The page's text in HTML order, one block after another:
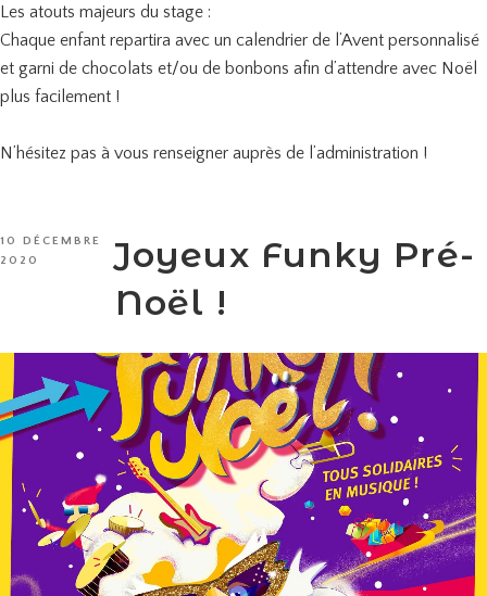
Les atouts majeurs du stage :
Chaque enfant repartira avec un calendrier de l’Avent personnalisé
et garni de chocolats et/ou de bonbons afin d’attendre avec Noël
plus facilement !
N’hésitez pas à vous renseigner auprès de l’administration !
PUBLIÉ
LE
10 DÉCEMBRE
2020
Joyeux Funky Pré-
Noël !